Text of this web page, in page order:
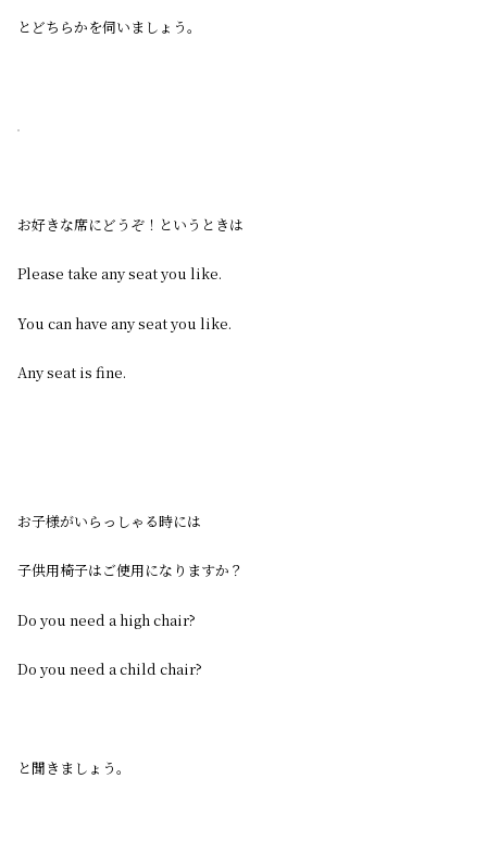
とどちらかを伺いましょう。
お好きな席にどうぞ！というときは
Please take any seat you like.
You can have any seat you like.
Any seat is fine.
お子様がいらっしゃる時には
子供用椅子はご使用になりますか？
Do you need a high chair?
Do you need a child chair?
と聞きましょう。